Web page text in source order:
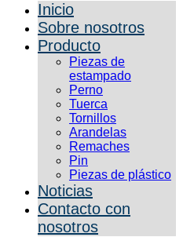
Inicio
Sobre nosotros
Producto
Piezas de
estampado
Perno
Tuerca
Tornillos
Arandelas
Remaches
Pin
Piezas de plástico
Noticias
Contacto con
nosotros